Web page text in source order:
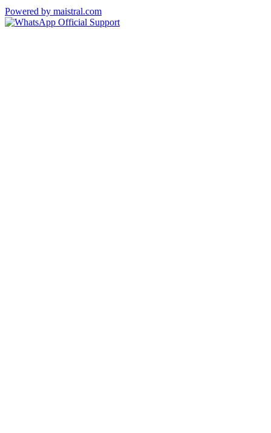
Powered by maistral.com